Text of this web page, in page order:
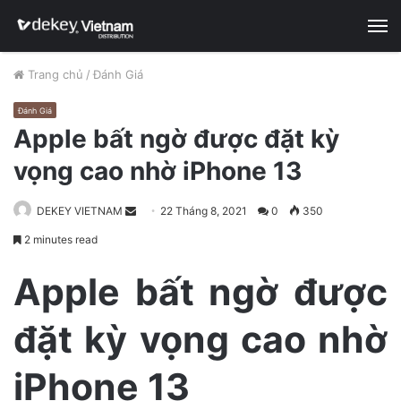
Trang chủ / Đánh Giá
Đánh Giá
Apple bất ngờ được đặt kỳ
vọng cao nhờ iPhone 13
DEKEY VIETNAM
d
e
a
22 Tháng 8, 2021 0 350
2 minutes read
Apple bất ngờ được
đặt kỳ vọng cao nhờ
iPhone 13